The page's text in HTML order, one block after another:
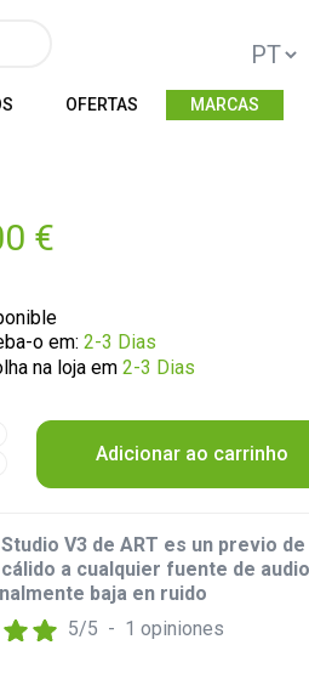
OFERTAS MARCAS
€
o em:2-3 Dias
na loja em2-3 Dias
Adicionar ao carrinho
V3 de ART es un previo
a cualquier fuente de
baja en ruido
5/5 - 1 opiniones